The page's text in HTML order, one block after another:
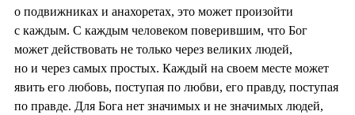
о подвижниках и анахоретах, это может произойти
с каждым. С каждым человеком поверившим, что Бог
может действовать не только через великих людей,
но и через самых простых. Каждый на своем месте может
явить его любовь, поступая по любви, его правду, поступая
по правде. Для Бога нет значимых и не значимых людей,